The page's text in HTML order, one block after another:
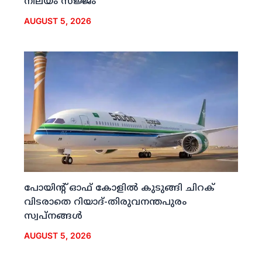
AUGUST 5, 2026
പോയിന്റ് ഓഫ് കോളില്‍ കുടുങ്ങി ചിറക്
വിടരാതെ റിയാദ്-തിരുവനന്തപുരം
സ്വപ്നങ്ങള്‍
AUGUST 5, 2026